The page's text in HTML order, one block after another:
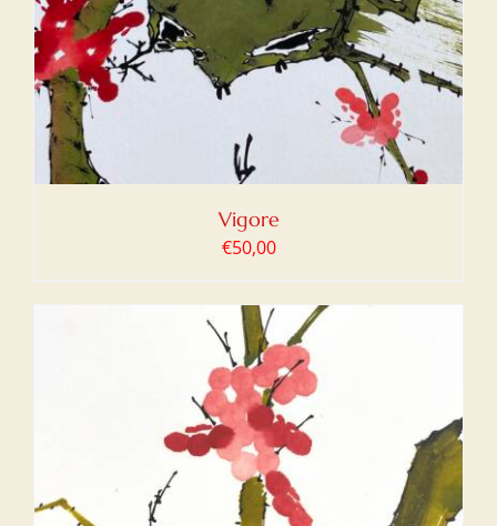
Vigore
€50,00